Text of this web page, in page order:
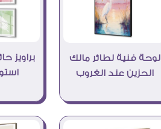
لوحة فنية لطائر مالك
الحزين عند الغروب
براويز